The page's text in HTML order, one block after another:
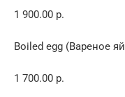
1 900.00 р.
Boiled egg (Вареное
1 700.00 р.